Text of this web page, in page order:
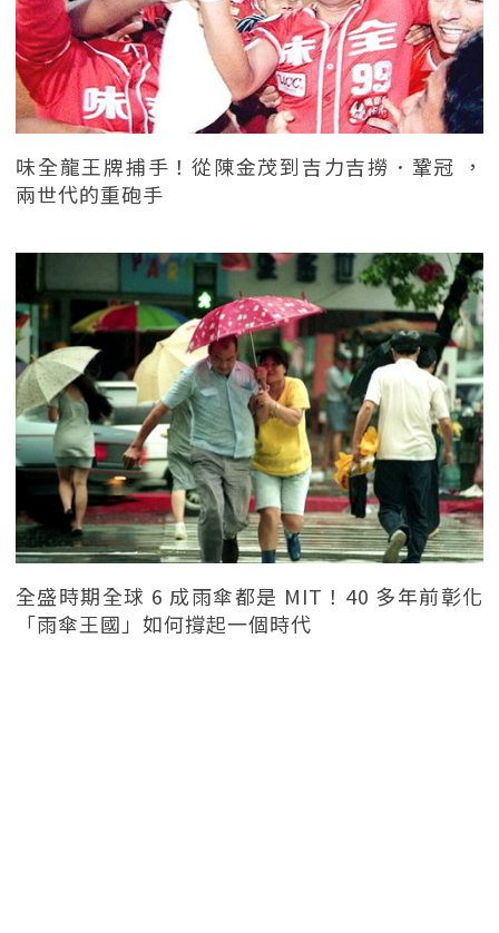
味全龍王牌捕手！從陳金茂到吉力吉撈．鞏冠 ，
兩世代的重砲手
全盛時期全球 6 成雨傘都是 MIT！40 多年前彰化
「雨傘王國」如何撐起一個時代